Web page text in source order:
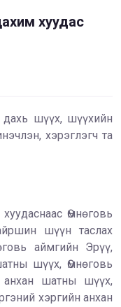
хуудас
дахь шүүх, шүүхийн
хэрэглэгч та
Өмнөговь
шүүн таслах
аймгийн Эрүү,
шүүх, Өмнөговь
анхан шатны шүүх,
хэргийн анхан
ТЭМДЭГ